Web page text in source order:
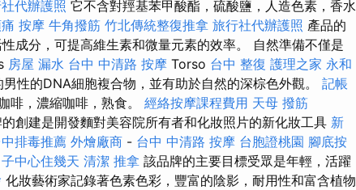
代辦護照 它不含對羥基苯甲酸酯，硫酸鹽，人造色素，香水
按摩 牛角撥筋 竹北傳統整復推拿 旅行社代辦護照 產品的
成分，可提高維生素和微量元素的效率。 自然準備不僅是
房屋 漏水 台中 中清路 按摩 Torso 台中 整復 護理之家 永和
性的DNA細胞複合物，並有助於自然的深棕色外觀。 記帳
啡，濃縮咖啡，熟食。 經絡按摩課程費用 天母 撥筋
創建是開發麵對美容院所有者和化妝照片的新化妝工具 新
排毒推薦 外燴廠商 - 台中 中清路 按摩 台胞證桃園 腳底按
子中心住幾天 清潔 推拿 該品牌的主要目標受眾是年輕，活躍
化妝藝術家記錄著色素色彩，豐富的陰影，耐用性和富含植物